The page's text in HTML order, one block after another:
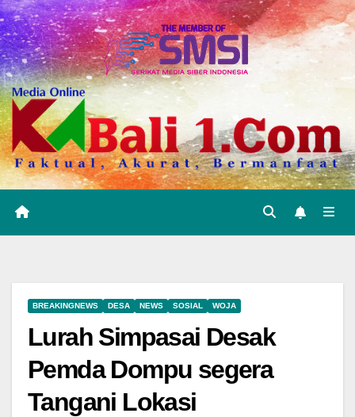
BREAKINGNEWS DESA NEWS SOSIAL WOJA
Lurah Simpasai Desak
Pemda Dompu segera
Tangani Lokasi